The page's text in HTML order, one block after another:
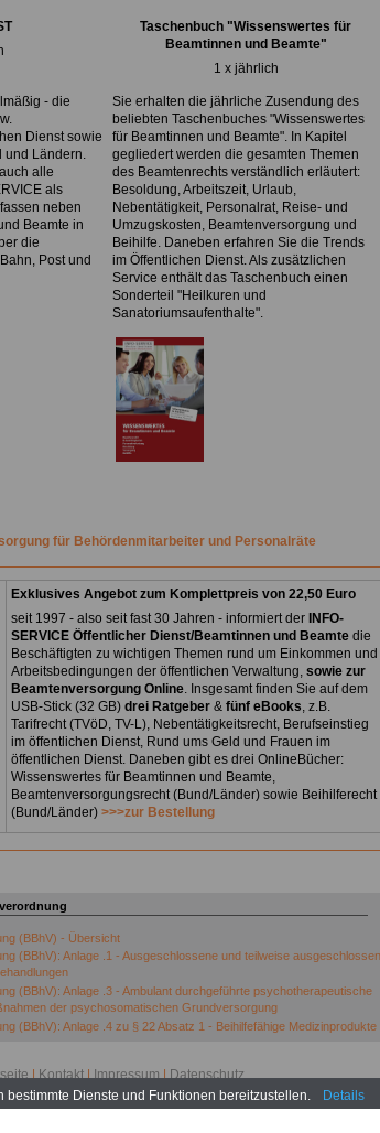
Taschenbuch "Wissenswertes für
Beamtinnen und Beamte"
1 x jährlich
- die
Dienst sowie
und Ländern.
alle
als
neben
Beamte in
die
Post und
Sie erhalten die jährliche Zusendung des
beliebten Taschenbuches "Wissenswertes
für Beamtinnen und Beamte". In Kapitel
gegliedert werden die gesamten Themen
des Beamtenrechts verständlich erläutert:
Besoldung, Arbeitszeit, Urlaub,
Nebentätigkeit, Personalrat, Reise- und
Umzugskosten, Beamtenversorgung und
Beihilfe. Daneben erfahren Sie die Trends
im Öffentlichen Dienst. Als zusätzlichen
Service enthält das Taschenbuch einen
Sonderteil "Heilkuren und
Sanatoriumsaufenthalte".
für Behördenmitarbeiter und Personalräte
Exklusives Angebot zum Komplettpreis von 22,50 Euro
seit 1997 - also seit fast 30 Jahren - informiert der INFO-
SERVICE Öffentlicher Dienst/Beamtinnen und Beamtedie
Beschäftigten zu wichtigen Themen rund um Einkommen und
Arbeitsbedingungen der öffentlichen Verwaltung,sowie zur
Beamtenversorgung Online. Insgesamt finden Sie auf dem
USB-Stick (32 GB) drei Ratgeber& fünf eBooks, z.B.
Tarifrecht (TVöD, TV-L), Nebentätigkeitsrecht, Berufseinstieg
im öffentlichen Dienst, Rund ums Geld und Frauen im
öffentlichen Dienst. Daneben gibt es drei OnlineBücher:
Wissenswertes für Beamtinnen und Beamte,
Beamtenversorgungsrecht (Bund/Länder) sowie Beihilferecht
(Bund/Länder) >>>zur Bestellung
(BBhV) - Übersicht
(BBhV): Anlage .1 - Ausgeschlossene und teilweise
(BBhV): Anlage .3 - Ambulant durchgeführte psychotherapeutische
der psychosomatischen Grundversorgung
(BBhV): Anlage .4 zu § 22 Absatz 1 - Beihilfefähige Medizinprodukte
(BBhV): Anlage .6 u § 22 Absatz 2 Nummer 3 Buchstabe c)
(BBhV): Anlage .7 (weggefallen)
| Kontakt | Impressum | Datenschutz
© 2026
Dienste und Funktionen bereitzustellen. Details